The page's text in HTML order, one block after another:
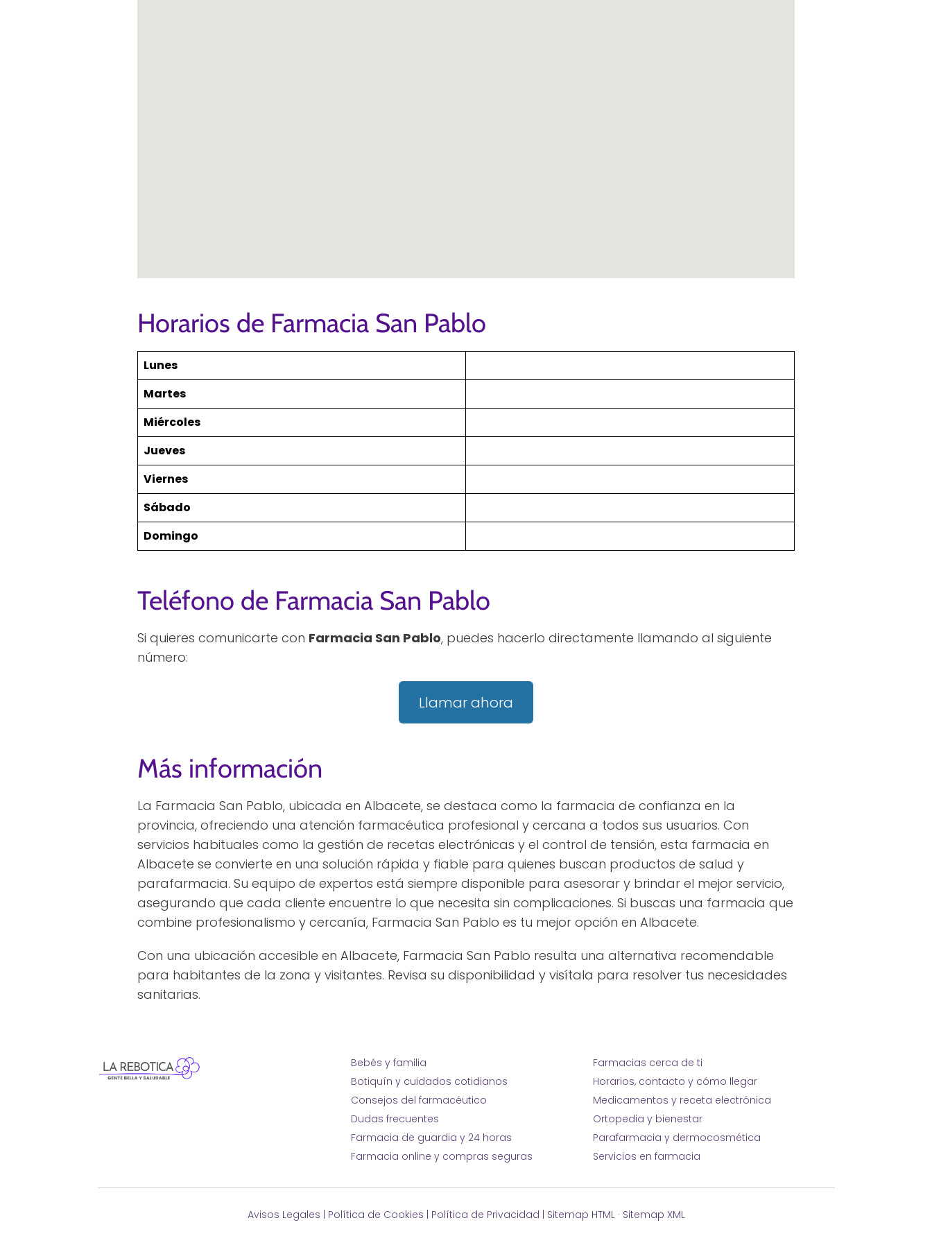
Horarios de Farmacia San Pablo
Lunes
Martes
Miércoles
Jueves
Viernes
Sábado
Domingo
Teléfono de Farmacia San Pablo
Si quieres comunicarte con Farmacia San Pablo, puedes hacerlo directamente llamando al siguiente
número:
Llamar ahora
Más información
La Farmacia San Pablo, ubicada en Albacete, se destaca como la farmacia de confianza en la
provincia, ofreciendo una atención farmacéutica profesional y cercana a todos sus usuarios. Con
servicios habituales como la gestión de recetas electrónicas y el control de tensión, esta farmacia en
Albacete se convierte en una solución rápida y fiable para quienes buscan productos de salud y
parafarmacia. Su equipo de expertos está siempre disponible para asesorar y brindar el mejor servicio,
asegurando que cada cliente encuentre lo que necesita sin complicaciones. Si buscas una farmacia que
combine profesionalismo y cercanía, Farmacia San Pablo es tu mejor opción en Albacete.
Con una ubicación accesible en Albacete, Farmacia San Pablo resulta una alternativa recomendable
para habitantes de la zona y visitantes. Revisa su disponibilidad y visítala para resolver tus necesidades
sanitarias.
Bebés y familia
Botiquín y cuidados cotidianos
Consejos del farmacéutico
Dudas frecuentes
Farmacia de guardia y 24 horas
Farmacia online y compras seguras
Farmacias cerca de ti
Horarios, contacto y cómo llegar
Medicamentos y receta electrónica
Ortopedia y bienestar
Parafarmacia y dermocosmética
Servicios en farmacia
Avisos Legales | Política de Cookies | Política de Privacidad | Sitemap HTML· Sitemap XML